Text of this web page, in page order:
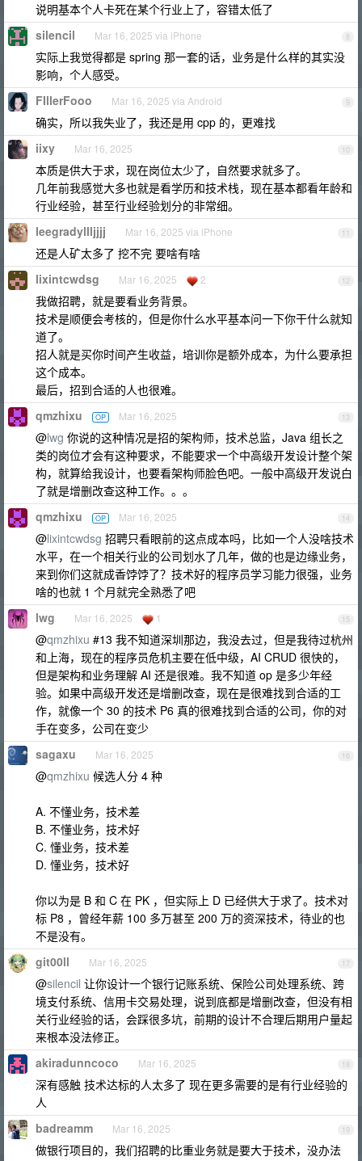
说明基本个人卡死在某个行业上了，容错太低了
8
silencil Mar 16, 2025 via iPhone
实际上我觉得都是 spring 那一套的话，业务是什么样的其实没
影响，个人感受。
9
FIllerFooo Mar 16, 2025 via Android
确实，所以我失业了，我还是用 cpp 的，更难找
10
iixy Mar 16, 2025
本质是供大于求，现在岗位太少了，自然要求就多了。
几年前我感觉大多也就是看学历和技术栈，现在基本都看年龄和
行业经验，甚至行业经验划分的非常细。
11
leegradyllljjjj Mar 16, 2025 via iPhone
还是人矿太多了 挖不完 要啥有啥
12
lixintcwdsg Mar 16, 2025 2
我做招聘，就是要看业务背景。
技术是顺便会考核的，但是你什么水平基本问一下你干什么就知
道了。
招人就是买你时间产生收益，培训你是额外成本，为什么要承担
这个成本。
最后，招到合适的人也很难。
13
qmzhixu OP Mar 16, 2025
@lwg 你说的这种情况是招的架构师，技术总监，Java 组长之
类的岗位才会有这种要求，不能要求一个中高级开发设计整个架
构，就算给我设计，也要看架构师脸色吧。一般中高级开发说白
了就是增删改查这种工作。。。
14
qmzhixu OP Mar 16, 2025
@lixintcwdsg 招聘只看眼前的这点成本吗，比如一个人没啥技术
水平，在一个相关行业的公司划水了几年，做的也是边缘业务，
来到你们这就成香饽饽了？技术好的程序员学习能力很强，业务
啥的也就 1 个月就完全熟悉了吧
15
lwg Mar 16, 2025 1
@qmzhixu #13 我不知道深圳那边，我没去过，但是我待过杭州
和上海，现在的程序员危机主要在低中级，AI CRUD 很快的，
但是架构和业务理解 AI 还是很难。我不知道 op 是多少年经
验。如果中高级开发还是增删改查，现在是很难找到合适的工
作，就像一个 30 的技术 P6 真的很难找到合适的公司，你的对
手在变多，公司在变少
16
sagaxu Mar 16, 2025
@qmzhixu 候选人分 4 种
A. 不懂业务，技术差
B. 不懂业务，技术好
C. 懂业务，技术差
D. 懂业务，技术好
你以为是 B 和 C 在 PK ，但实际上 D 已经供大于求了。技术对
标 P8 ，曾经年薪 100 多万甚至 200 万的资深技术，待业的也
不是没有。
17
git00ll Mar 16, 2025
@silencil 让你设计一个银行记账系统、保险公司处理系统、跨
境支付系统、信用卡交易处理，说到底都是增删改查，但没有相
关行业经验的话，会踩很多坑，前期的设计不合理后期用户量起
来根本没法修正。
18
akiradunncoco Mar 16, 2025
深有感触 技术达标的人太多了 现在更多需要的是有行业经验的
人
19
badreamm Mar 16, 2025
做银行项目的，我们招聘的比重业务就是要大于技术，没办法